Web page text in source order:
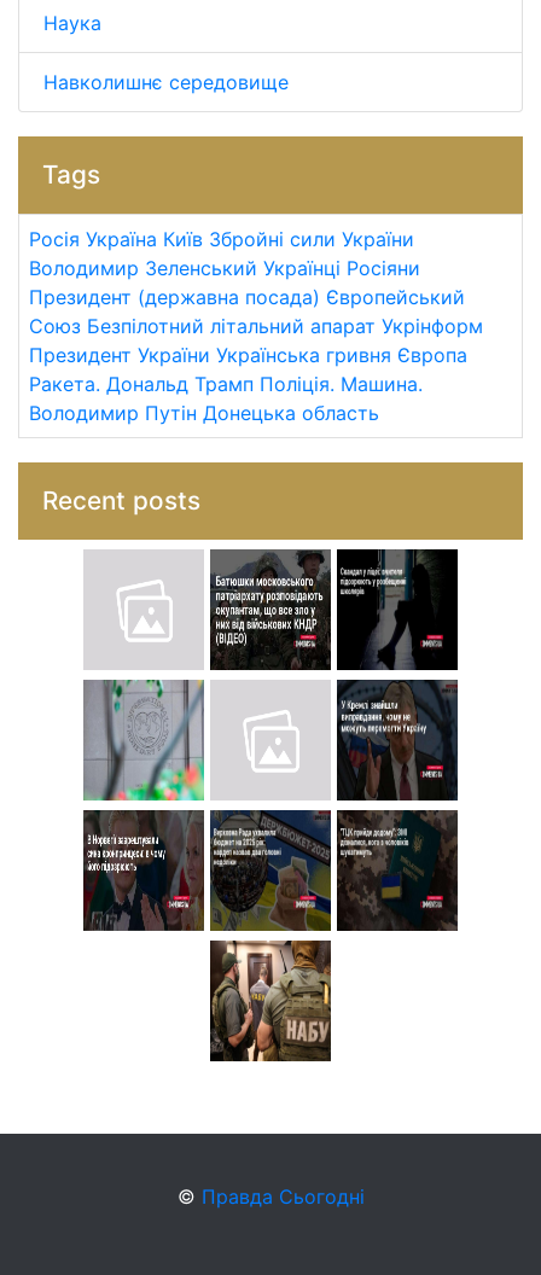
Наука
Навколишнє середовище
Tags
Росія Україна Київ Збройні сили України
Володимир Зеленський Українці Росіяни
Президент (державна посада) Європейський
Союз Безпілотний літальний апарат Укрінформ
Президент України Українська гривня Європа
Ракета. Дональд Трамп Поліція. Машина.
Володимир Путін Донецька область
Recent posts
© Правда Сьогодні